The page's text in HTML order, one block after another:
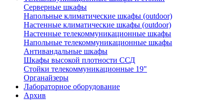
Серверные шкафы
Напольные климатические шкафы (outdoor)
Настенные климатические шкафы (outdoor)
Настенные телекоммуникационные шкафы
Напольные телекоммуникационные шкафы
Антивандальные шкафы
Шкафы высокой плотности ССД
Стойки телекоммуникационные 19"
Органайзеры
Лабораторное оборудование
Архив